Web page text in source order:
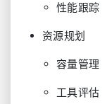
性能跟踪
资源规划
容量管理
工具评估